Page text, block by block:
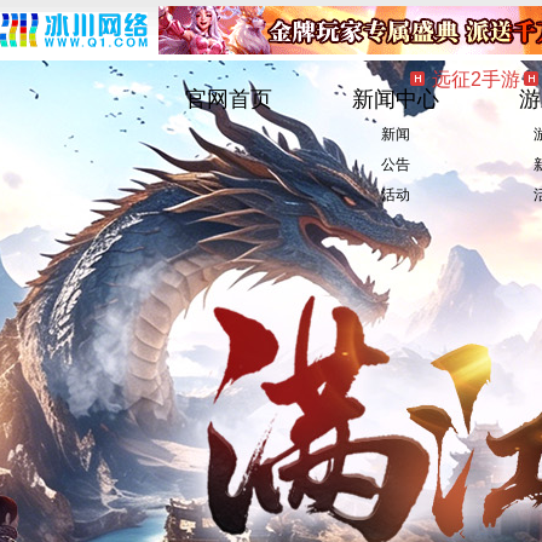
远征2手游
官网首页 新闻中心
新闻
公告
活动